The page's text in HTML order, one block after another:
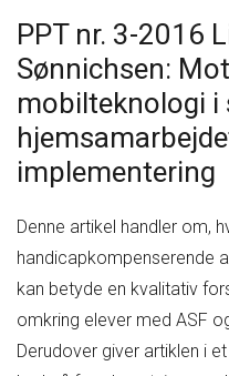
PPT nr. 3-2016
Sønnichsen:
mobilteknologi i
implementering
Denne artikel handler om,
handicapkompenserende
kan betyde en kvalitativ
omkring elever med ASF
Derudover giver artiklen i